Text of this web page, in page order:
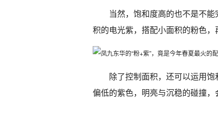
当然，饱和度高的也不是不
积的电光紫，搭配小面积的粉色，
除了控制面积，还可以运用
偏低的紫色，明亮与沉稳的碰撞，